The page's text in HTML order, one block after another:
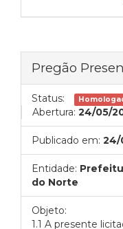
Pregão
Status:
Abertura: 24/05/
Publicado em: 24/
Entidade:
do Norte
Objeto:
1.1 A presente